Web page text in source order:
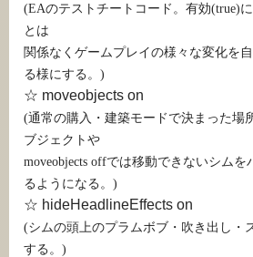
(EAのテストチートコード。有効(true)
とは
関係なくゲームプレイの様々な変化を
る様にする。)
☆ moveobjects on
(通常の購入・建築モードで決まった場
ブジェクトや
moveobjects offでは移動できないシム
るようになる。)
☆ hideHeadlineEffects on
(シムの頭上のプラムボブ・吹き出し・
する。)